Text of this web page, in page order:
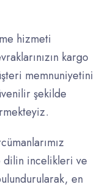
hizmeti
kargo
memnuniyetini
şekilde
dilin incelikleri ve
en